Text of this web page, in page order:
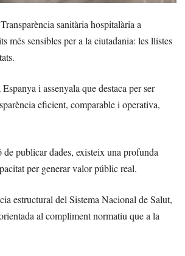
sanitària hospitalària a
més sensibles per a la ciutadania: les llistes
i assenyala que destaca per ser
eficient, comparable i operativa,
de publicar dades, existeix una profunda
per generar valor públic real.
estructural del Sistema Nacional de Salut,
al compliment normatiu que a la